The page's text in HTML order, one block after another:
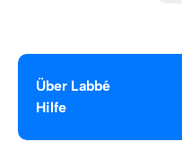
Über Labbé
Hilfe